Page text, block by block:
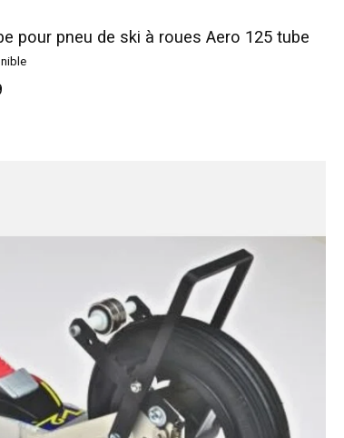
pour pneu de ski à roues Aero 125 tube